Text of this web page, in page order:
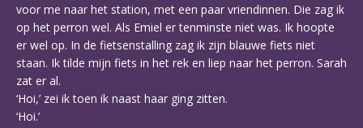
voor me naar het station, met een paar vriendinnen. Die zag ik
op het perron wel. Als Emiel er tenminste niet was. Ik hoopte
er wel op. In de fietsenstalling zag ik zijn blauwe fiets niet
staan. Ik tilde mijn fiets in het rek en liep naar het perron. Sarah
zat er al.
‘Hoi,’ zei ik toen ik naast haar ging zitten.
‘Hoi.’